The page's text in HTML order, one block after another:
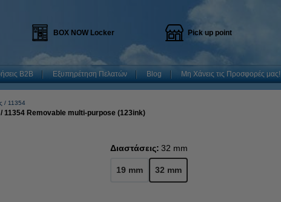
BOX NOW Locker Pick up point
B2B Εξυπηρέτηση Πελατών Blog Μη Χάνεις τις Προσφορές μας!
11354
/ 11354 Removable multi-purpose (123ink)
Διαστάσεις: 32 mm
19 mm 32 mm